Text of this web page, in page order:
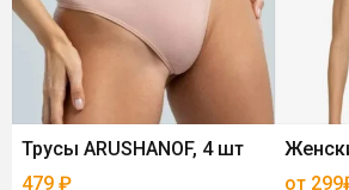
Трусы ARUSHANOF, 4 шт
479 ₽
от